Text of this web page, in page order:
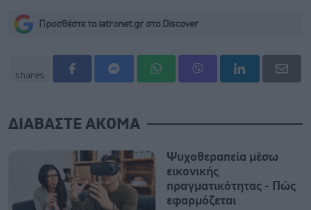
Προσθέστε το iatronet.gr στο Discover
shares
ΔΙΑΒΑΣΤΕ ΑΚΟΜΑ
Ψυχοθεραπεία μέσω
εικονικής
πραγματικότητας - Πώς
εφαρμόζεται